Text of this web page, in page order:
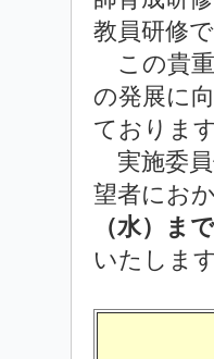
教員研修
この貴重
の発展に
ておりま
実施委員
望者にお
（水）まで
いたしま